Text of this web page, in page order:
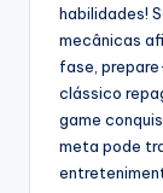
habilidades!
mecânicas
fase,
clássico
game
meta pode